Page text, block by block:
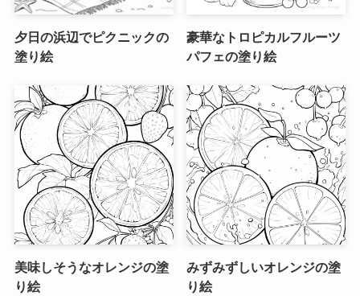
夕日の浜辺でピクニックの
塗り絵
豪華なトロピカルフルーツ
パフェの塗り絵
美味しそうなオレンジの塗
り絵
みずみずしいオレンジの塗
り絵